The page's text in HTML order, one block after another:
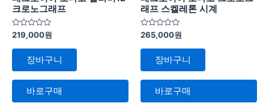
크로노그래프
5
중
에
로
가
219,000원
장바구니
바로구매
래프 스켈레톤 시계
5
중
에
로
가
265,000원
장바구니
바로구매